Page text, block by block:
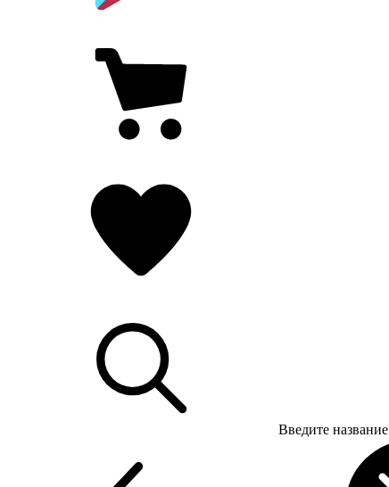
Введите название